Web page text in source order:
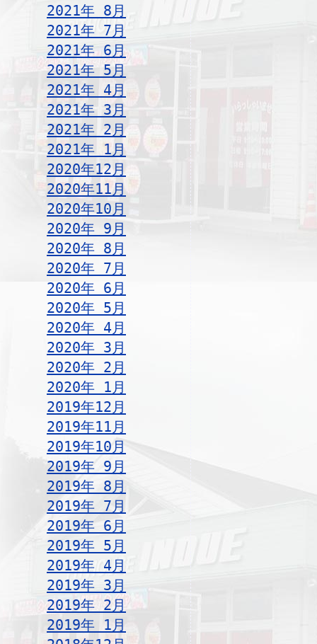
2021年 8月
2021年 7月
2021年 6月
2021年 5月
2021年 4月
2021年 3月
2021年 2月
2021年 1月
2020年12月
2020年11月
2020年10月
2020年 9月
2020年 8月
2020年 7月
2020年 6月
2020年 5月
2020年 4月
2020年 3月
2020年 2月
2020年 1月
2019年12月
2019年11月
2019年10月
2019年 9月
2019年 8月
2019年 7月
2019年 6月
2019年 5月
2019年 4月
2019年 3月
2019年 2月
2019年 1月